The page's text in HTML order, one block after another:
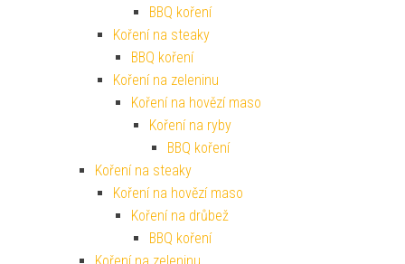
BBQ koření
Koření na steaky
BBQ koření
Koření na zeleninu
Koření na hovězí maso
Koření na ryby
BBQ koření
Koření na steaky
Koření na hovězí maso
Koření na drůbež
BBQ koření